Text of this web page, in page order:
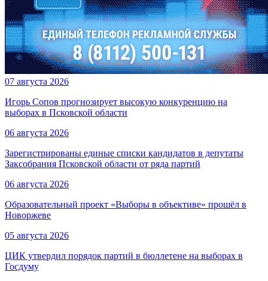
07 августа 2026
Игорь Сопов прогнозирует высокую конкуренцию на
выборах в Псковской области
06 августа 2026
Зарегистрированы единые списки кандидатов в депутаты
Заксобрания Псковской области от ряда партий
06 августа 2026
Образовательный проект «Выборы в объективе» прошёл в
Новоржеве
05 августа 2026
ЦИК утвердил порядок партий в бюллетене на выборах в
Госдуму